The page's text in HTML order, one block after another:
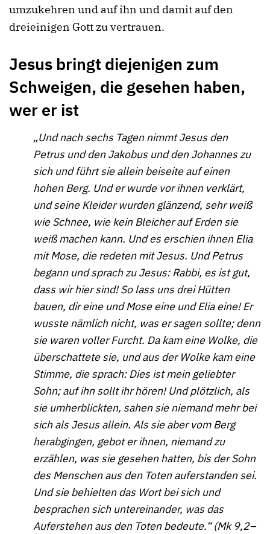
umzukehren und auf ihn und damit auf den
dreieinigen Gott zu vertrauen.
Jesus bringt diejenigen zum
Schweigen, die gesehen haben,
wer er ist
„Und nach sechs Tagen nimmt Jesus den
Petrus und den Jakobus und den Johannes zu
sich und führt sie allein beiseite auf einen
hohen Berg. Und er wurde vor ihnen verklärt,
und seine Kleider wurden glänzend, sehr weiß
wie Schnee, wie kein Bleicher auf Erden sie
weiß machen kann. Und es erschien ihnen Elia
mit Mose, die redeten mit Jesus. Und Petrus
begann und sprach zu Jesus: Rabbi, es ist gut,
dass wir hier sind! So lass uns drei Hütten
bauen, dir eine und Mose eine und Elia eine! Er
wusste nämlich nicht, was er sagen sollte; denn
sie waren voller Furcht. Da kam eine Wolke, die
überschattete sie, und aus der Wolke kam eine
Stimme, die sprach: Dies ist mein geliebter
Sohn; auf ihn sollt ihr hören! Und plötzlich, als
sie umherblickten, sahen sie niemand mehr bei
sich als Jesus allein. Als sie aber vom Berg
herabgingen, gebot er ihnen, niemand zu
erzählen, was sie gesehen hatten, bis der Sohn
des Menschen aus den Toten auferstanden sei.
Und sie behielten das Wort bei sich und
besprachen sich untereinander, was das
Auferstehen aus den Toten bedeute.“ (Mk 9,2–